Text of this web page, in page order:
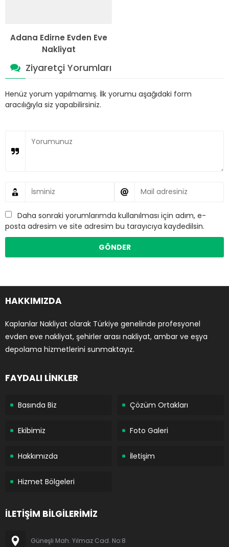
Adana Edirne Evden Eve
Nakliyat
Ziyaretçi Yorumları
Henüz yorum yapılmamış. İlk yorumu aşağıdaki form
aracılığıyla siz yapabilirsiniz.
Daha sonraki yorumlarımda kullanılması için adım, e-
posta adresim ve site adresim bu tarayıcıya kaydedilsin.
HAKKIMIZDA
Kaplanlar Nakliyat olarak Türkiye genelinde profesyonel
evden eve nakliyat, şehirler arası nakliyat, ambar ve eşya
depolama hizmetlerini sunmaktayız.
FAYDALI LİNKLER
Basında Biz Çözüm Ortakları
Ekibimiz Foto Galeri
Hakkımızda İletişim
Hizmet Bölgeleri
İLETİŞİM BİLGİLERİMİZ
Güneşli Mah. Yılmaz Cad. No:8